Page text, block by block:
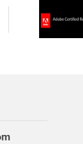
зависимости от
ручной ввод и